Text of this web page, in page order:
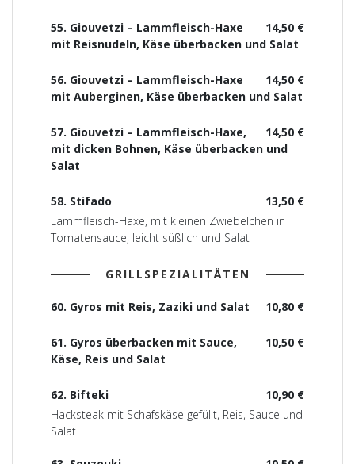
14,50 €
55. Giouvetzi – Lammfleisch-Haxe
mit Reisnudeln, Käse überbacken und Salat
14,50 €
56. Giouvetzi – Lammfleisch-Haxe
mit Auberginen, Käse überbacken und Salat
14,50 €
57. Giouvetzi – Lammfleisch-Haxe,
mit dicken Bohnen, Käse überbacken und
Salat
13,50 €
58. Stifado
Lammfleisch-Haxe, mit kleinen Zwiebelchen in
Tomatensauce, leicht süßlich und Salat
GRILLSPEZIALITÄTEN
10,80 €
60. Gyros mit Reis, Zaziki und Salat
10,50 €
61. Gyros überbacken mit Sauce,
Käse, Reis und Salat
10,90 €
62. Bifteki
Hacksteak mit Schafskäse gefüllt, Reis, Sauce und
Salat